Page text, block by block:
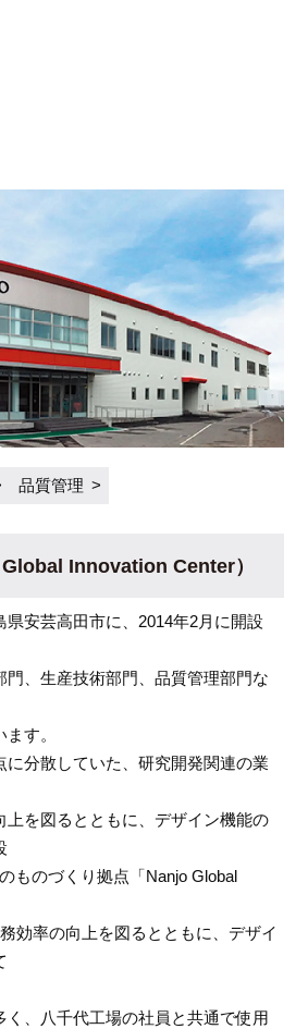
品質管理
Innovation Center）
県安芸高田市に、2014年2月に開設
門、生産技術部門、品質管理部門な
す。
に分散していた、研究開発関連の業
上を図るとともに、デザイン機能の
ものづくり拠点「Nanjo Global
効率の向上を図るとともに、デザイ
く、八千代工場の社員と共通で使用